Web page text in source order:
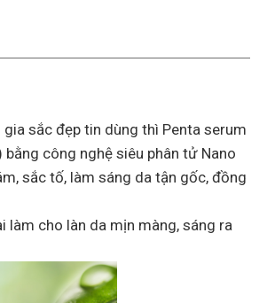
sắc đẹp tin dùng thì Penta serum
công nghệ siêu phân tử Nano
sắc tố, làm sáng da tận gốc, đồng
làm cho làn da mịn màng, sáng ra